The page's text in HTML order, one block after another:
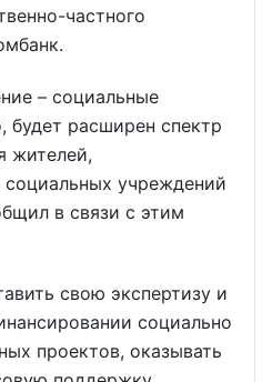
частного
– социальные
будет расширен спектр
жителей,
учреждений
в связи с этим
свою экспертизу и
социально
проектов, оказывать